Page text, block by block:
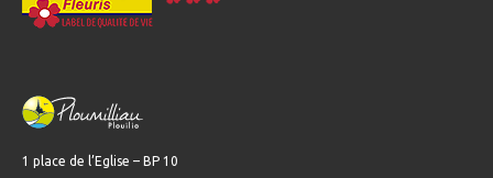
1 place de l’Eglise – BP 10